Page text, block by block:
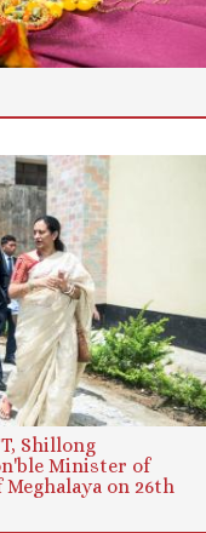
Shillong
Minister of
on 26th